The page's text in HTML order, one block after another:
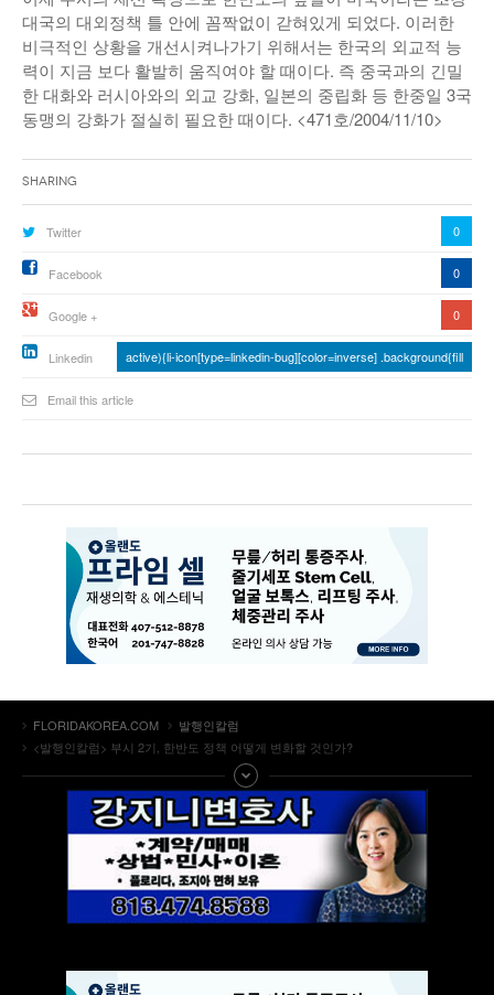
대국의 대외정책 틀 안에 꼼짝없이 갇혀있게 되었다. 이러한
비극적인 상황을 개선시켜나가기 위해서는 한국의 외교적 능
력이 지금 보다 활발히 움직여야 할 때이다. 즉 중국과의 긴밀
한 대화와 러시아와의 외교 강화, 일본의 중립화 등 한중일 3국
동맹의 강화가 절실히 필요한 때이다. <471호/2004/11/10>
Sharing
Twitter 0
Facebook 0
Google + 0
Linkedin active){li-icon[type=linkedin-bug][color=inverse] .background{fill
Email this article
FLORIDAKOREA.COM
발행인칼럼
<발행인칼럼> 부시 2기, 한반도 정책 어떻게 변화할 것인가?